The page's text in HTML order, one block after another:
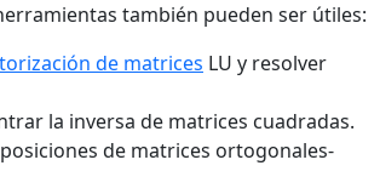
también pueden ser útiles:
de matrices LU y resolver
la inversa de matrices cuadradas.
de matrices ortogonales-